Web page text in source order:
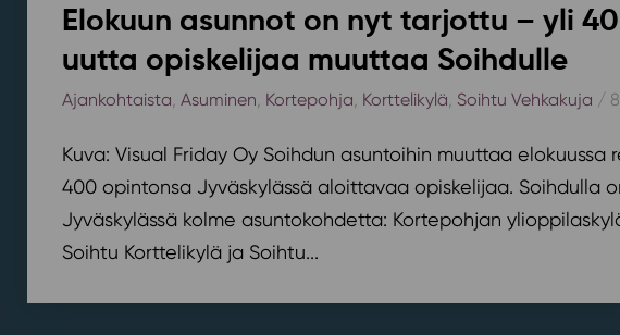
Elokuun asunnot on nyt tarjottu – yli
uutta opiskelijaa muuttaa Soihdulle
Ajankohtaista, Asuminen, Kortepohja, Korttelikylä, Soihtu Vehkakuja /
Kuva: Visual Friday Oy Soihdun asuntoihin muuttaa elokuussa
400 opintonsa Jyväskylässä aloittavaa opiskelijaa. Soihdulla
Jyväskylässä kolme asuntokohdetta: Kortepohjan
Soihtu Korttelikylä ja Soihtu...